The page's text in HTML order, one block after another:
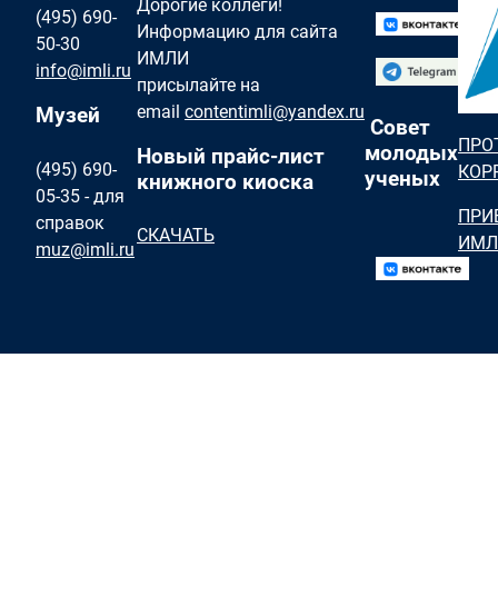
(495) 690-
50-30
info@imli.ru
Музей
(495) 690-
05-35 - для
справок
muz@imli.ru
Дорогие коллеги!
Информацию для сайта
ИМЛИ
присылайте на
email contentimli@yandex.ru
Новый прайс-лист
книжного киоска
СКАЧАТЬ
Совет
молодых
ученых